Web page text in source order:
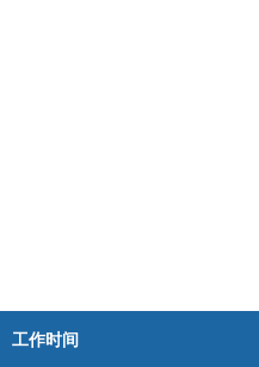
工作时间